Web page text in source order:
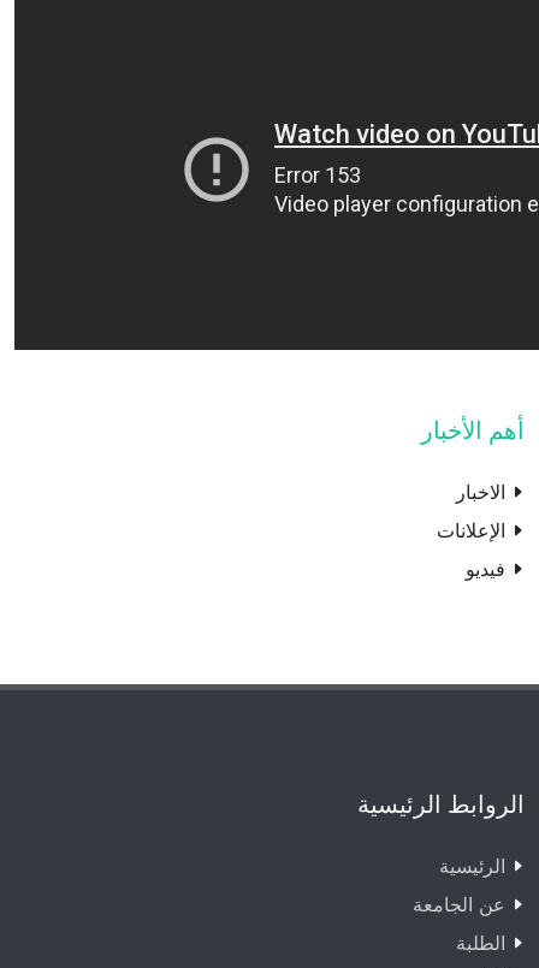
أهم الأخبار
الاخبار
الإعلانات
فيديو
الروابط الرئيسية
الرئيسية
عن الجامعة
الطلبة